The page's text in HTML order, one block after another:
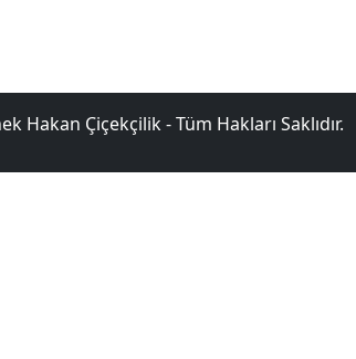
Hakan Çiçekçilik - Tüm Hakları Saklıdır.